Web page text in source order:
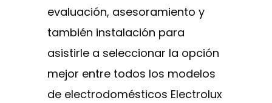
evaluación, asesoramiento y
también instalación para
asistirle a seleccionar la opción
mejor entre todos los modelos
de electrodomésticos Electrolux